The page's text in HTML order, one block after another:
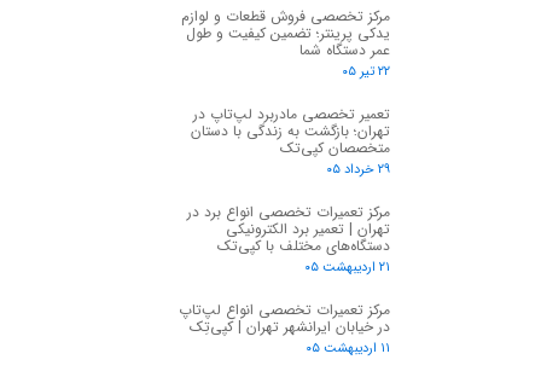
مرکز تخصصی فروش قطعات و لوازم
یدکی پرینتر؛ تضمین کیفیت و طول
عمر دستگاه شما
۲۲ تیر ۰۵
تعمیر تخصصی مادربرد لپ‌تاپ در
تهران؛ بازگشت به زندگی با دستان
متخصصان کپی‌تک
۲۹ خرداد ۰۵
مرکز تعمیرات تخصصی انواع برد در
تهران | تعمیر برد الکترونیکی
دستگاه‌های مختلف با کپی‌تک
۲۱ اردیبهشت ۰۵
مرکز تعمیرات تخصصی انواع لپ‌تاپ
در خیابان ایرانشهر تهران | کپی‌تِک
۱۱ اردیبهشت ۰۵